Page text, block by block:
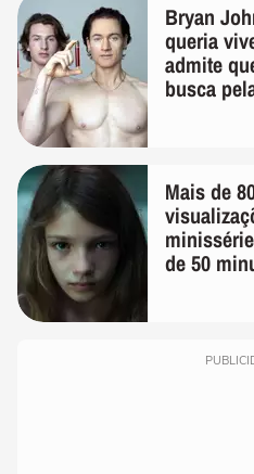
Bryan
queria
admite
busca
Mais de
de 50